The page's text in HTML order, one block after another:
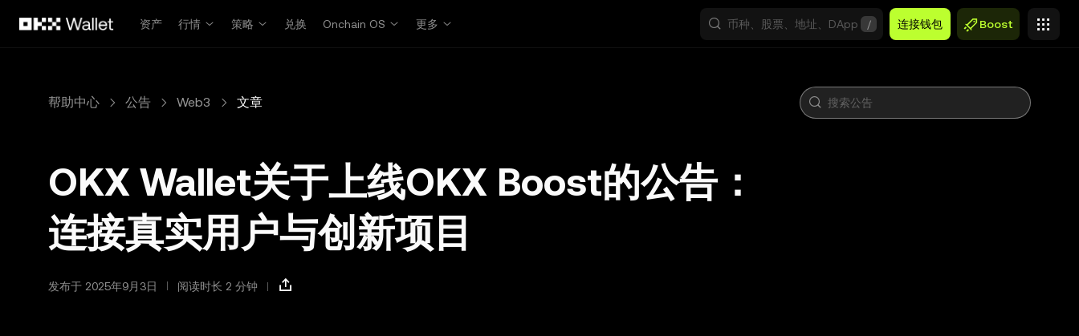
资产
行情 策略 兑换 Onchain OS 更多 / 连接钱包 Boost
帮助中心 公告 Web3 文章
OKX Wallet关于上线OKX Boost的公告：
连接真实用户与创新项目
发布于 2025年9月3日 阅读时长 2 分钟